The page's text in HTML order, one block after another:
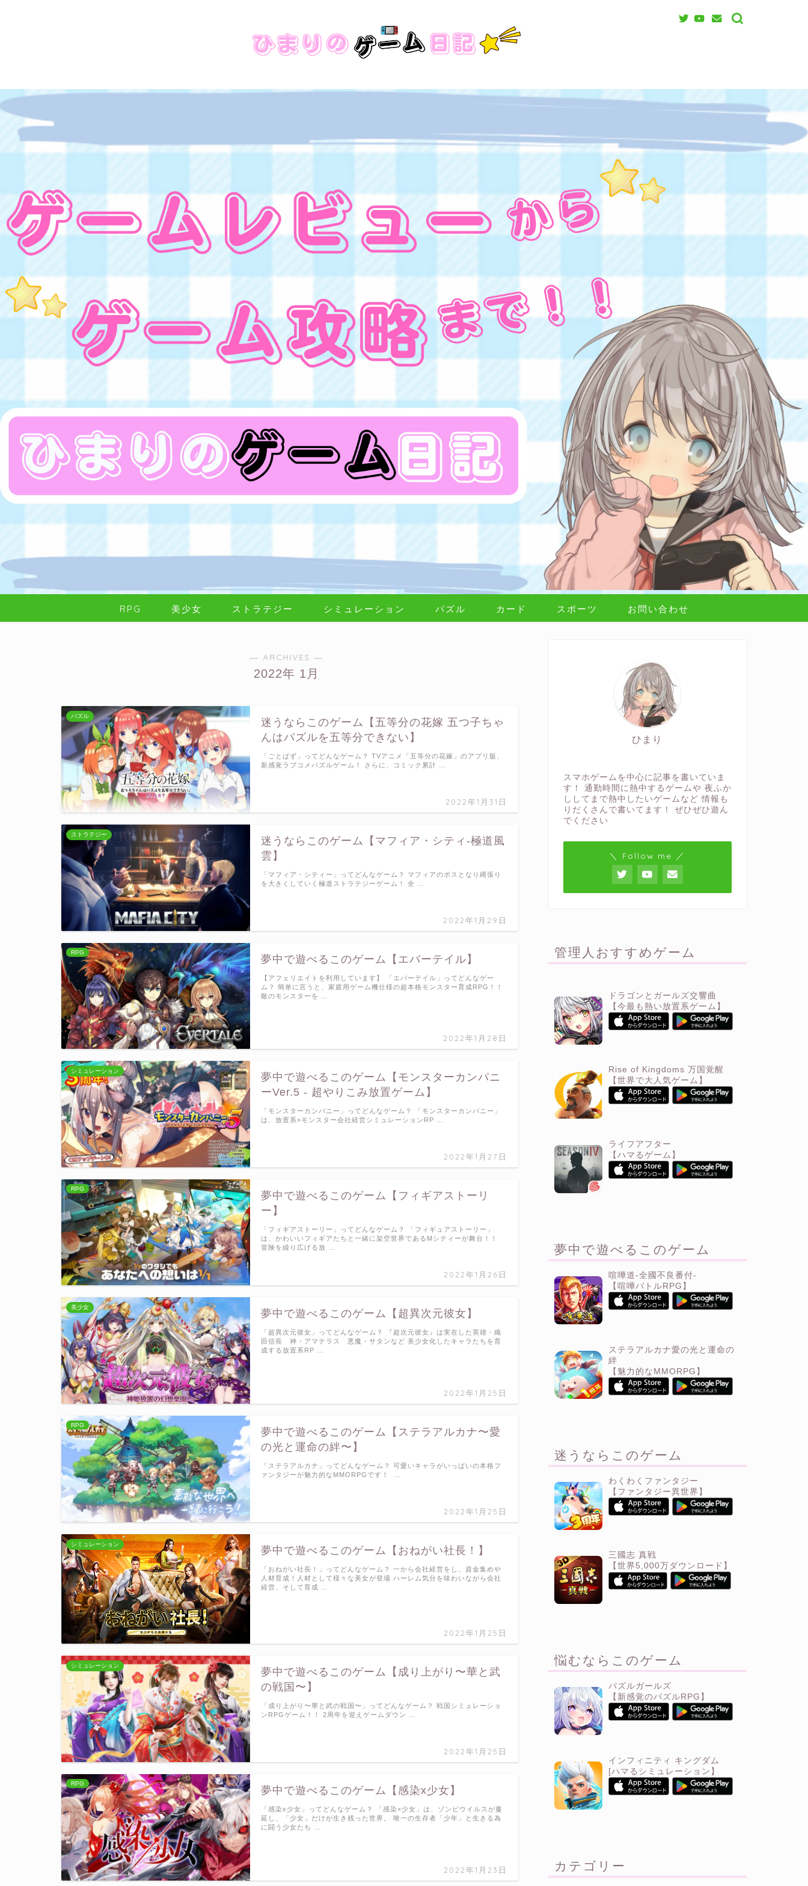
RPG 美少女 ストラテジー シミュレーション パズル カード スポーツ お問い合わせ
― ARCHIVES ―
2022年 1月
パズル
迷うならこのゲーム【五等分の花嫁 五つ子ちゃ
んはパズルを五等分できない】
2022年1月31日
「ごとぱず」ってどんなゲーム？ TVアニメ「五等分の花嫁」のアプリ版、
新感覚ラブコメパズルゲーム！ さらに、コミック累計 …
ストラテジー
迷うならこのゲーム【マフィア・シティ-極道風
雲】
2022年1月29日
「マフィア・シティー」ってどんなゲーム？ マフィアのボスとなり縄張り
を大きくしていく極道ストラテジーゲーム！ 全 …
RPG
夢中で遊べるこのゲーム【エバーテイル】
2022年1月28日
【アフェリエイトを利用しています】 「エバーテイル」ってどんなゲー
ム？ 簡単に言うと、家庭用ゲーム機仕様の超本格モンスター育成RPG！！
敵のモンスターを …
シミュレーション
夢中で遊べるこのゲーム【モンスターカンパニ
ーVer.5 - 超やりこみ放置ゲーム】
2022年1月27日
「モンスターカンパニー」ってどんなゲーム？ 「モンスターカンパニー」
は、放置系×モンスター会社経営シミュレーションRP …
RPG
夢中で遊べるこのゲーム【フィギアストーリ
ー】
2022年1月26日
「フィギアストーリー」ってどんなゲーム？ 「フィギュアストーリー」
は、かわいいフィギアたちと一緒に架空世界であるMシティーが舞台！！
冒険を繰り広げる放 …
美少女
夢中で遊べるこのゲーム【超異次元彼女】
2022年1月25日
「超異次元彼女」ってどんなゲーム？ 『超次元彼女』は実在した英雄・織
田信長 神・アマテラス 悪魔・サタンなど 美少女化したキャラたちを育
成する放置系RP …
RPG
夢中で遊べるこのゲーム【ステラアルカナ〜愛
の光と運命の絆〜】
2022年1月25日
「ステラアルカナ」ってどんなゲーム？ 可愛いキャラがいっぱいの本格フ
ァンタジーが魅力的なMMORPGです！ …
シミュレーション
夢中で遊べるこのゲーム【おねがい社長！】
2022年1月25日
「おねがい社長！」ってどんなゲーム？ 一から会社経営をし、資金集めや
人材育成！人材として様々な美女が登場 ハーレム気分を味わいながら会社
経営、そして育成 …
シミュレーション
夢中で遊べるこのゲーム【成り上がり〜華と武
の戦国〜】
2022年1月25日
「成り上がり〜華と武の戦国〜」ってどんなゲーム？ 戦国シミュレーショ
ンRPGゲーム！！ 2周年を迎えゲームダウン …
RPG
夢中で遊べるこのゲーム【感染x少女】
2022年1月23日
「感染x少女」ってどんなゲーム？ 「感染×少女」は、ゾンビウイルスが蔓
延し、「少女」だけが生き残った世界。 唯一の生存者「少年」と生きる為
に闘う少女たち …
ひまり
スマホゲームを中心に記事を書いていま
す！ 通勤時間に熱中するゲームや 夜ふか
ししてまで熱中したいゲームなど 情報も
りだくさんで書いてます！ ぜひぜひ遊ん
でください
＼ Follow me ／
管理人おすすめゲーム
ドラゴンとガールズ交響曲
【今最も熱い放置系ゲーム】
Rise of Kingdoms 万国覚醒
【世界で大人気ゲーム】
ライフアフター
【ハマるゲーム】
夢中で遊べるこのゲーム
喧嘩道-全國不良番付-
【喧嘩バトルRPG】
ステラアルカナ愛の光と運命の
絆
【魅力的なMMORPG】
迷うならこのゲーム
わくわくファンタジー
【ファンタジー異世界】
三國志 真戦
【世界5,000万ダウンロード】
悩むならこのゲーム
パズルガールズ
【新感覚のパズルRPG】
インフィニティ キングダム
[ハマるシミュレーション】
カテゴリー